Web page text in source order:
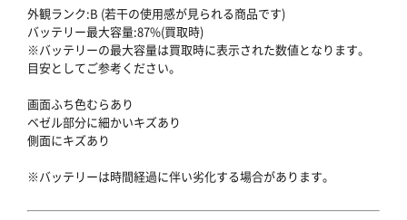
外観ランク:B (若干の使用感が見られる商品です)
バッテリー最大容量:87%(買取時)
※バッテリーの最大容量は買取時に表示された数値となります。
目安としてご参考ください。
画面ふち色むらあり
ベゼル部分に細かいキズあり
側面にキズあり
※バッテリーは時間経過に伴い劣化する場合があります。